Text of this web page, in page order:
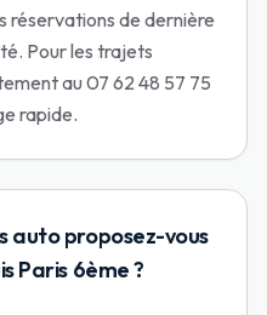
réservations de dernière
Pour les trajets
au 07 62 48 57 75
rapide.
auto proposez-vous
Paris 6ème ?